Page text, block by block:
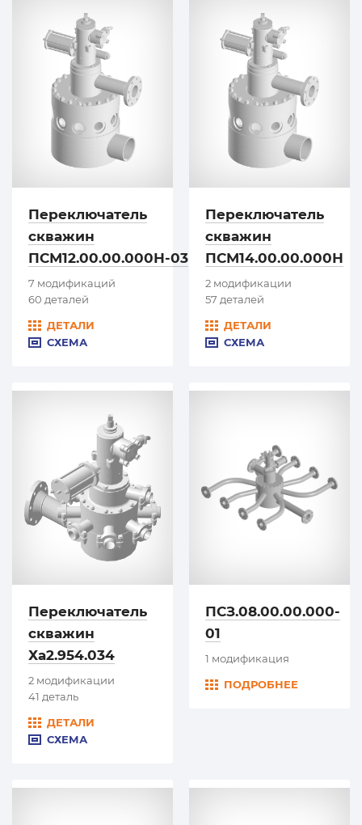
Переключатель
скважин
ПСМ12.00.00.000Н-03
7 модификаций
60 деталей
ДЕТАЛИ
СХЕМА
Переключатель
скважин
ПСМ14.00.00.000Н
2 модификации
57 деталей
ДЕТАЛИ
СХЕМА
Переключатель
скважин
Ха2.954.034
2 модификации
41 деталь
ДЕТАЛИ
СХЕМА
ПСЗ.08.00.00.000-
01
1 модификация
ПОДРОБНЕЕ